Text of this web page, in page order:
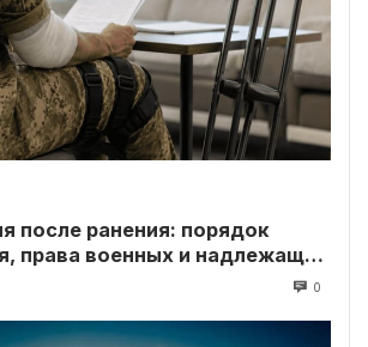
после ранения: порядок
права военных и надлежащие
0